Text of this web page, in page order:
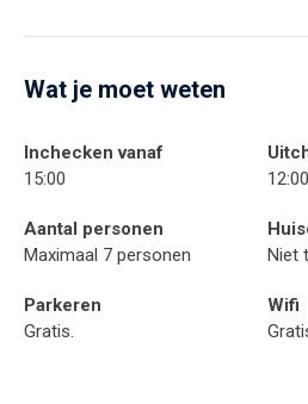
Wat je moet weten
Inchecken vanaf
15:00
12:00
Aantal personen
Maximaal 7 personen
Niet
Parkeren
Gratis.
Wifi